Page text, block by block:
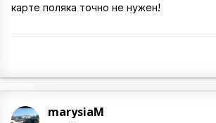
карте поляка точно не нужен!
marysiaM